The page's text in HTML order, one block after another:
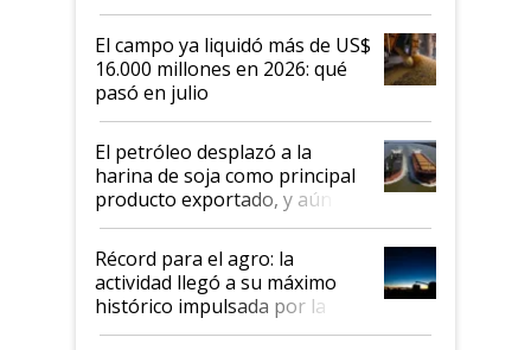
El campo ya liquidó más de US$
16.000 millones en 2026: qué
pasó en julio
El petróleo desplazó a la
harina de soja como principal
producto exportado, y aún así
el agro aportó casi seis de cada
diez dólares y sostuvo el
liderazgo en un semestre
récord
Récord para el agro: la
actividad llegó a su máximo
histórico impulsada por la
cosecha y las exportaciones